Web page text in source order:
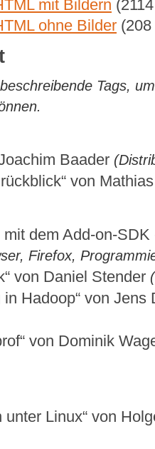
mit Bildern
ohne Bilder
Tags,
Baader
von
dem Add-on-SDK
Firefox,
von Daniel Stender
in Hadoop“ von
von Dominik
unter Linux“ von